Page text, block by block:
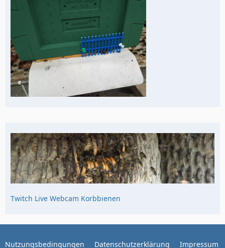
Twitch Live Webcam Korbbienen
Nutzungsbedingungen Datenschutzerklärung Impressum